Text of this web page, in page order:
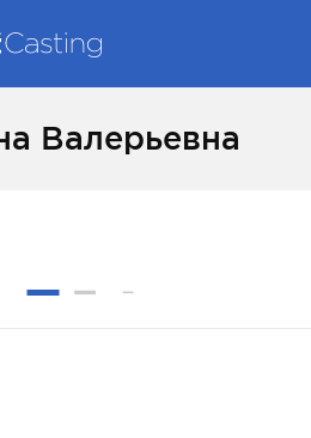
Валерьевна